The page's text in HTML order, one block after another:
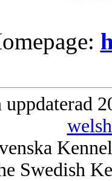
uppdaterad
Swedish